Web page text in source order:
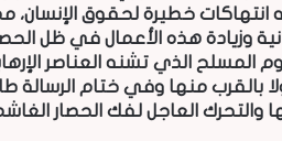
انتهاكات خطيرة لحقوق
وزيادة هذه الأعمال في ظل
المسلح الذي تشنه العناصر
منها وفي ختام الرسالة
والتحرك العاجل لفك الحصار